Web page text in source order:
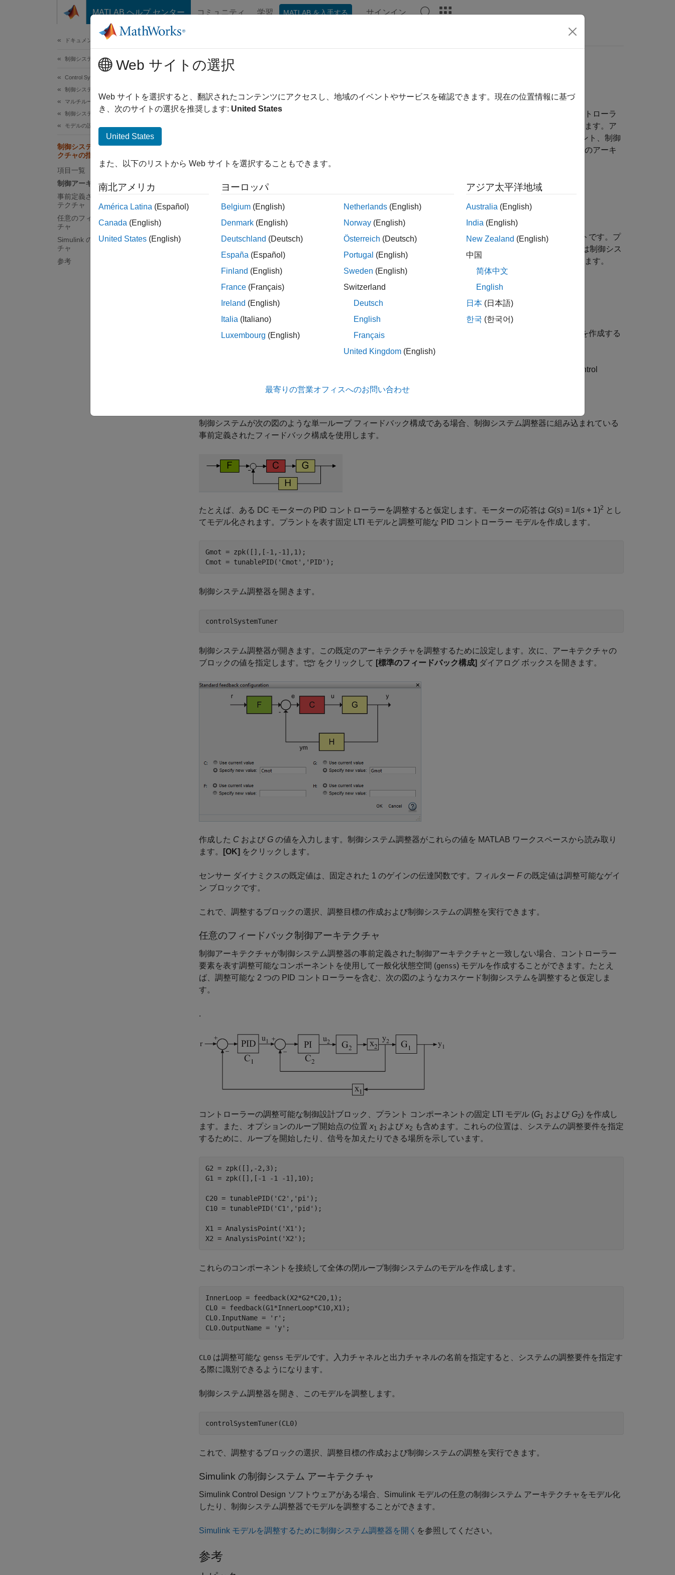
コンテンツへスキップ
MATLAB ヘルプ センター コミュニティ 学習 MATLAB を入手する サインイン
ドキュメンテーションのホーム
制御システム
Control System Toolbox
制御システムの設計と調整
マルチループの多目的調整
制御システム調整器による調整
モデルの設定
制御システム調整器での制御アーキテ
クチャの指定
項目一覧
制御アーキテクチャについて
事前定義されたフィードバック アーキ
テクチャ
任意のフィードバック制御アーキテク
チャ
Simulink の制御システム アーキテク
チャ
参考
制御システム調整器
制御アーキテクチャについて
制御システム調整器を使用すると、どのようなアーキテクチャをもつ制御システムでも調整できます。コントローラ
によって定義されます。ア
ーキテクチャはシステムの調整可能な制御要素、追加のフィルター コンポーネントとセンサー コンポーネント、制御
下のシステム、これらすべての要素間での相互接続で構成されています。たとえば、一般的な制御システムのアーキ
テクチャは、次の図のような単一ループ フィードバック構成です。
はプラント モデル、Hはセンサー ダイナミクスです。通常、これらは制御システムの固定コンポーネントです。プ
は調整可能な要素です。このブロック線図フォームでは制御シス
テムが非常に便利に表現されているため、これらの要素は固定ブロックおよび調整可能なブロックと呼ばれます。
制御システム調整器では、制御システムのアーキテクチャを定義する方法がいくつかあります。
図に示した、事前定義されたフィードバック構成を使用。
固定された LTI コンポーネントおよび調整可能な制御設計ブロックから一般化状態空間 (
) モデルを作成する
Simulink Control
制御システムが次の図のような単一ループ フィードバック構成である場合、 制御システム調整器に組み込まれている
事前定義されたフィードバック構成を使用します。
たとえば、ある DC モーターの PID コントローラーを調整すると仮定します。モーターの応答は G(s) = 1/(s + 1)2 とし
てモデル化されます。プラントを表す固定 LTI モデルと調整可能な PID コントローラー モデルを作成します。
Gmot = zpk([],[-1,-1],1);
Cmot = tunablePID( 'Cmot' , 'PID' );
制御システム調整器を開きます。
controlSystemTuner
制御システム調整器が開きます。この既定のアーキテクチャを調整するために設定します。次に、アーキテクチャの
ブロックの値を指定します。
をクリックして [標準のフィードバック構成] ダイアログ ボックスを開きます。
作成した C および G の値を入力します。 制御システム調整器がこれらの値を MATLAB ワークスペースから読み取り
ます。
[OK] をクリックします。
センサー ダイナミクスの既定値は、固定された 1 のゲインの伝達関数です。フィルター Fの既定値は調整可能なゲイ
ン ブロックです。
これで、調整するブロックの選択、調整目標の作成および制御システムの調整を実行できます。
任意のフィードバック制御アーキテクチャ
制御アーキテクチャが制御システム調整器の事前定義された制御アーキテクチャと一致しない場合、コントローラー
要素を表す調整可能なコンポーネントを使用して一般化状態空間 (genss) モデルを作成することができます。たとえ
ば、調整可能な 2 つの PID コントローラーを含む、次の図のようなカスケード制御システムを調整すると仮定しま
す。
.
コントローラーの調整可能な制御設計ブロック、プラント コンポーネントの固定 LTI モデル (G1 および G2) を作成し
ます。また、オプションのループ開始点の位置 x1 および x2 も含めます。これらの位置は、システムの調整要件を指定
するために、ループを開始したり、信号を加えたりできる場所を示しています。
G2 = zpk([],-2,3);
G1 = zpk([],[-1 -1 -1],10);
C20 = tunablePID( 'C2' , 'pi' );
C10 = tunablePID( 'C1' , 'pid' );
X1 = AnalysisPoint( 'X1' );
X2 = AnalysisPoint( 'X2' );
これらのコンポーネントを接続して全体の閉ループ制御システムのモデルを作成します。
InnerLoop = feedback(X2*G2*C20,1);
CL0 = feedback(G1*InnerLoop*C10,X1);
CL0.InputName =
'r' ;
CL0.OutputName =
'y' ;
CL0 は調整可能な genss モデルです。入力チャネルと出力チャネルの名前を指定すると、システムの調整要件を指定す
る際に識別できるようになります。
制御システム調整器を開き、このモデルを調整します。
controlSystemTuner(CL0)
これで、調整するブロックの選択、調整目標の作成および制御システムの調整を実行できます。
Simulink の制御システム アーキテクチャ
Simulink Control Design ソフトウェアがある場合、Simulink モデルの任意の制御システム アーキテクチャをモデル化
したり、 制御システム調整器でモデルを調整することができます。
Simulink モデルを調整するために制御システム調整器を開く を参照してください。
参考
Web サイトの選択
Web サイトを選択すると、翻訳されたコンテンツにアクセスし、地域のイベントやサービスを確認できます。現在の位置情報に基づ
き、次のサイトの選択を推奨します: United States
United States
また、以下のリストから Web サイトを選択することもできます。
南北アメリカ
América Latina (Español)
Canada (English)
United States (English)
ヨーロッパ
Belgium (English)
Denmark (English)
Deutschland (Deutsch)
España (Español)
Finland (English)
France (Français)
Ireland (English)
Italia (Italiano)
Luxembourg (English)
Netherlands (English)
Norway (English)
Österreich (Deutsch)
Portugal (English)
Sweden (English)
Switzerland
Deutsch
English
Français
United Kingdom (English)
アジア太平洋地域
Australia (English)
India (English)
New Zealand (English)
中国
简体中文
English
日本 (日本語)
한국 (한국어)
最寄りの営業オフィスへのお問い合わせ